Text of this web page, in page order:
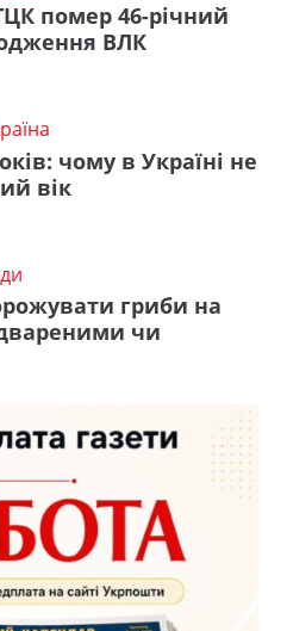
помер 46-річний
ВЛК
чому в Україні не
вік
гриби на
чи